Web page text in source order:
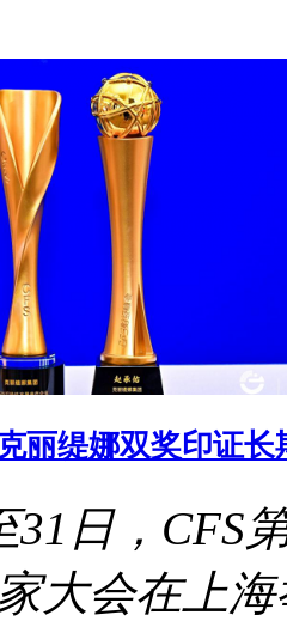
丽缇娜双奖印证长
31日，CFS
大会在上